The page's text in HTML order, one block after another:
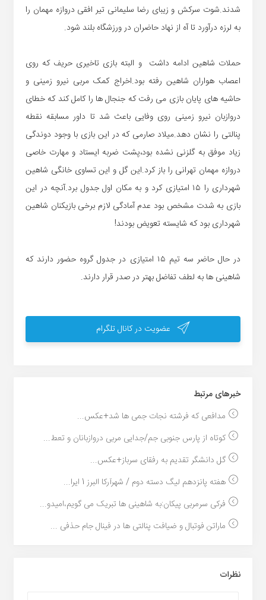
شدند.شوت سرکش و زیبای رضا سلیمانی تیر افقی دروازه مهمان را
به لرزه درآورد تا آه از نهاد حاضران در ورزشگاه بلند شود.
حملات شاهین ادامه داشت و البته بازی تاخیری حریف که روی
اعصاب هواران شاهین رفته بود.اخراج کمک مربی نیرو زمینی و
حاشیه های پایان بازی می رفت که جنجال ها را کامل کند که خطای
دروازبان نیرو زمینی روی وفایی باعث شد تا داور مسابقه نقطه
پنالتی را نشان دهد.میلاد صارمی که در این بازی با وجود دوندگی
زیاد موفق به گلزنی نشده بود،پشت ضربه ایستاد و مهارت خاصی
دروازه مهمان تهرانی را باز کرد.این گل و این تساوی خانگی شاهین
شهرداری را ۱۵ امتیازی کرد و به مکان اول جدول برد.آنچه در این
بازی به شدت مشخص بود عدم آمادگی لازم برخی بازیکنان شاهین
شهرداری بود که شایسته تعویض بودند!
در حال حاضر سه تیم ۱۵ امتیازی در جدول گروه حضور دارند که
شاهینی ها به لطف تفاضل بهتر در صدر قرار دارند.
عضویت در کانال تلگرام
خبر‌های مرتبط
مدافعی که فرشته نجات جمی ها شد+عکس...
کوتاه از پارس جنوبی جم/جدایی مربی دروازبانان و تعط...
گل دانشگر تقدیم به رفقای سرباز+عکس...
هفته پانزدهم لیگ دسته دوم / شهرآرکا البرز 1 ایرا...
فرکی سرمربی پیکان:به شاهینی ها تبریک می گویم،امیدو...
ماراتن فوتبال و ضیافت پنالتی ها در فینال جام حذفی ...
نظرات